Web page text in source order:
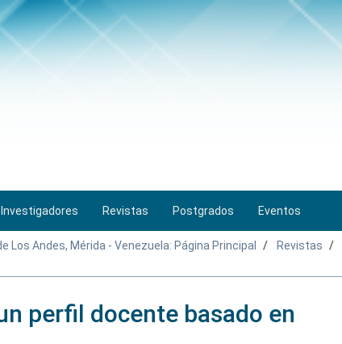
Investigadores Revistas Postgrados Eventos
Los Andes, Mérida - Venezuela: Página Principal Revistas
perfil docente basado en